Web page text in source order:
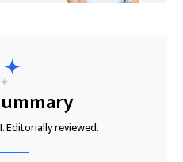
Editorially reviewed.